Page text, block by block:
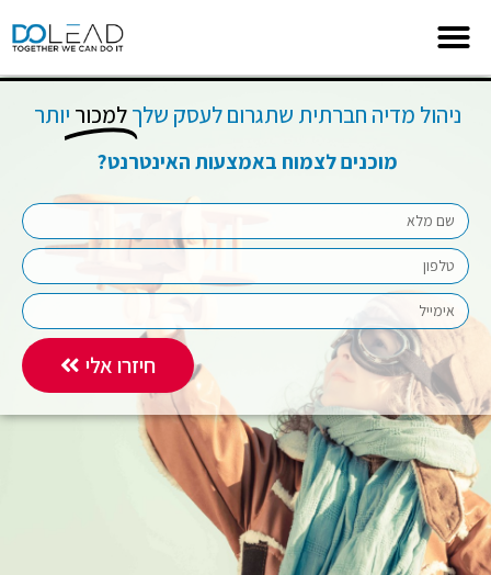
ניהול מדיה חברתית שתגרום לעסק שלךלמכור יותר ​
מוכנים לצמוח באמצעות האינטרנט?
חיזרו אלי